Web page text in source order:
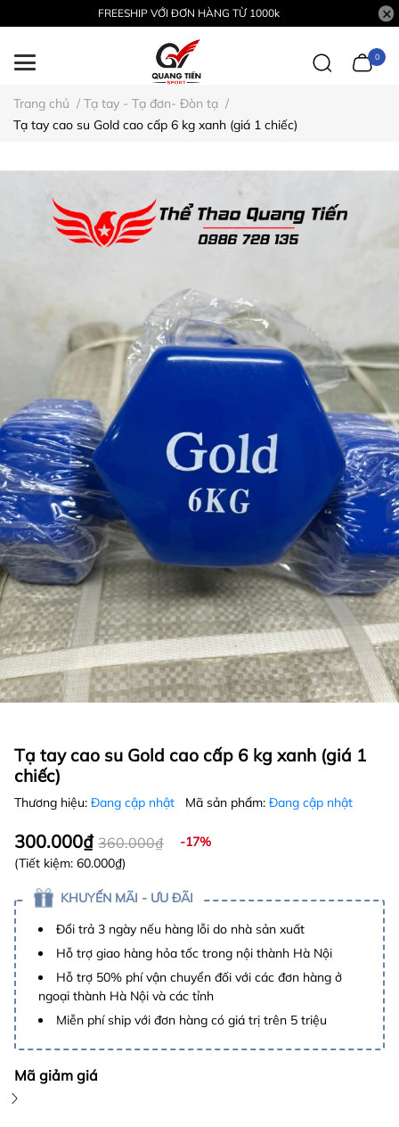
FREESHIP VỚI ĐƠN HÀNG TỪ 1000k
0
Trang chủ / Tạ tay - Tạ đơn- Đòn tạ /
Tạ tay cao su Gold cao cấp 6 kg xanh (giá 1 chiếc)
Tạ tay cao su Gold cao cấp 6 kg xanh (giá 1
chiếc)
Thương hiệu: Đang cập nhật Mã sản phẩm: Đang cập nhật
300.000₫ 360.000₫
-17%
(Tiết kiệm: 60.000₫)
KHUYẾN MÃI - ƯU ĐÃI
Đổi trả 3 ngày nếu hàng lỗi do nhà sản xuất
Hỗ trợ giao hàng hỏa tốc trong nội thành Hà Nội
Hỗ trợ 50% phí vận chuyển đối với các đơn hàng ở
ngoại thành Hà Nội và các tỉnh
Miễn phí ship với đơn hàng có giá trị trên 5 triệu
Mã giảm giá